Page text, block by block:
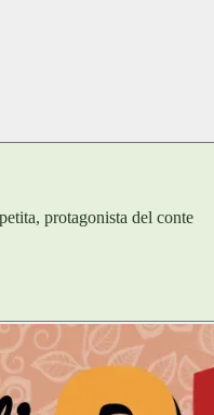
protagonista del conte